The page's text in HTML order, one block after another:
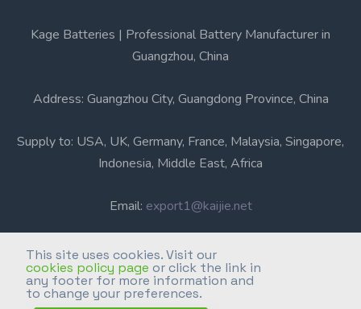
This site uses cookies. Visit our
cookies policy page or click the link in
any footer for more information and
to change your preferences.
Kage Batteries | Professional Battery Manufacturer in
Guangzhou, China
Address: Guangzhou City, Guangdong Province, China
Supply to: USA, UK, Germany, France, Malaysia, Singapore,
Indonesia, Middle East, Africa
Email: export1@kaijie.net
Phone: +86-20-6631 3366
Professional Battery Manufacturer in Guangzhou, China.